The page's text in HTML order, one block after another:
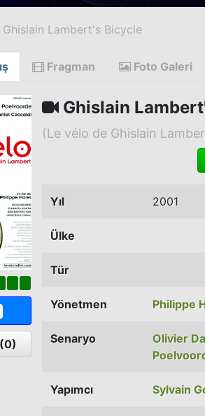
Ghislain Lambert's Bicycle
Fragman Foto Galeri
(0)
Ghislain
(Le vélo de Ghislain
Yıl 2001
Ülke
Tür
Yönetmen Philippe
Senaryo
Olivier
Yapımcı Sylvain